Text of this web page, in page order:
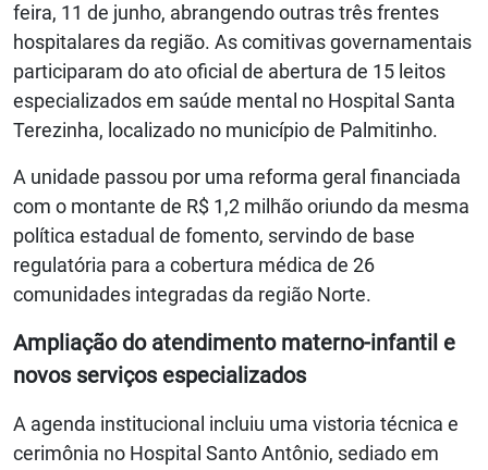
feira, 11 de junho, abrangendo outras três frentes
hospitalares da região. As comitivas governamentais
participaram do ato oficial de abertura de 15 leitos
especializados em saúde mental no Hospital Santa
Terezinha, localizado no município de Palmitinho.
A unidade passou por uma reforma geral financiada
com o montante de R$ 1,2 milhão oriundo da mesma
política estadual de fomento, servindo de base
regulatória para a cobertura médica de 26
comunidades integradas da região Norte.
Ampliação do atendimento materno-infantil e
novos serviços especializados
A agenda institucional incluiu uma vistoria técnica e
cerimônia no Hospital Santo Antônio, sediado em